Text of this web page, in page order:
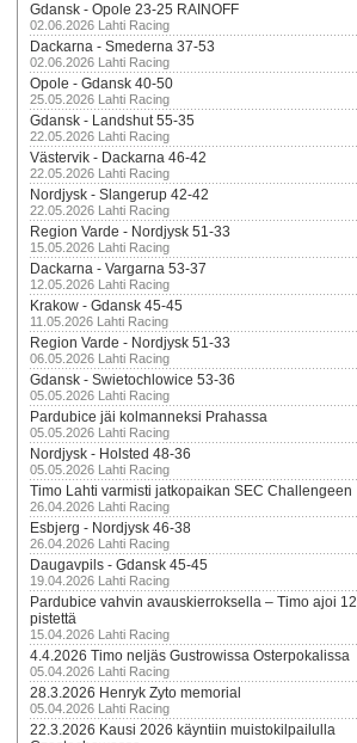
Gdansk - Opole 23-25 RAINOFF
02.06.2026 Lahti Racing
Dackarna - Smederna 37-53
02.06.2026 Lahti Racing
Opole - Gdansk 40-50
25.05.2026 Lahti Racing
Gdansk - Landshut 55-35
22.05.2026 Lahti Racing
Västervik - Dackarna 46-42
22.05.2026 Lahti Racing
Nordjysk - Slangerup 42-42
22.05.2026 Lahti Racing
Region Varde - Nordjysk 51-33
15.05.2026 Lahti Racing
Dackarna - Vargarna 53-37
12.05.2026 Lahti Racing
Krakow - Gdansk 45-45
11.05.2026 Lahti Racing
Region Varde - Nordjysk 51-33
06.05.2026 Lahti Racing
Gdansk - Swietochlowice 53-36
05.05.2026 Lahti Racing
Pardubice jäi kolmanneksi Prahassa
05.05.2026 Lahti Racing
Nordjysk - Holsted 48-36
05.05.2026 Lahti Racing
Timo Lahti varmisti jatkopaikan SEC Challengeen
26.04.2026 Lahti Racing
Esbjerg - Nordjysk 46-38
26.04.2026 Lahti Racing
Daugavpils - Gdansk 45-45
19.04.2026 Lahti Racing
Pardubice vahvin avauskierroksella – Timo ajoi 12
pistettä
15.04.2026 Lahti Racing
4.4.2026 Timo neljäs Gustrowissa Osterpokalissa
05.04.2026 Lahti Racing
28.3.2026 Henryk Zyto memorial
05.04.2026 Lahti Racing
22.3.2026 Kausi 2026 käyntiin muistokilpailulla